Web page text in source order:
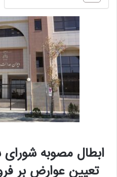
ابطال مصوبه
تعیین عوارض بر